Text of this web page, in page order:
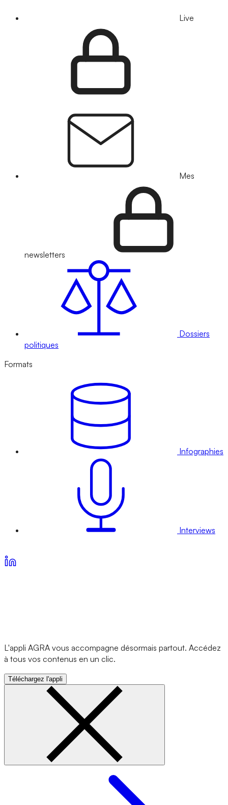
Live
Mes
newsletters
Dossiers
politiques
Formats
Infographies
Interviews
L'appli AGRA vous accompagne désormais partout. Accédez
à tous vos contenus en un clic.
Téléchargez l'appli